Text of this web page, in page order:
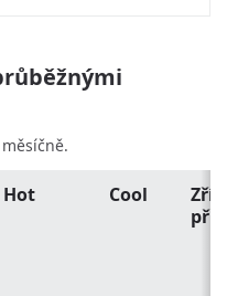
Hot Cool